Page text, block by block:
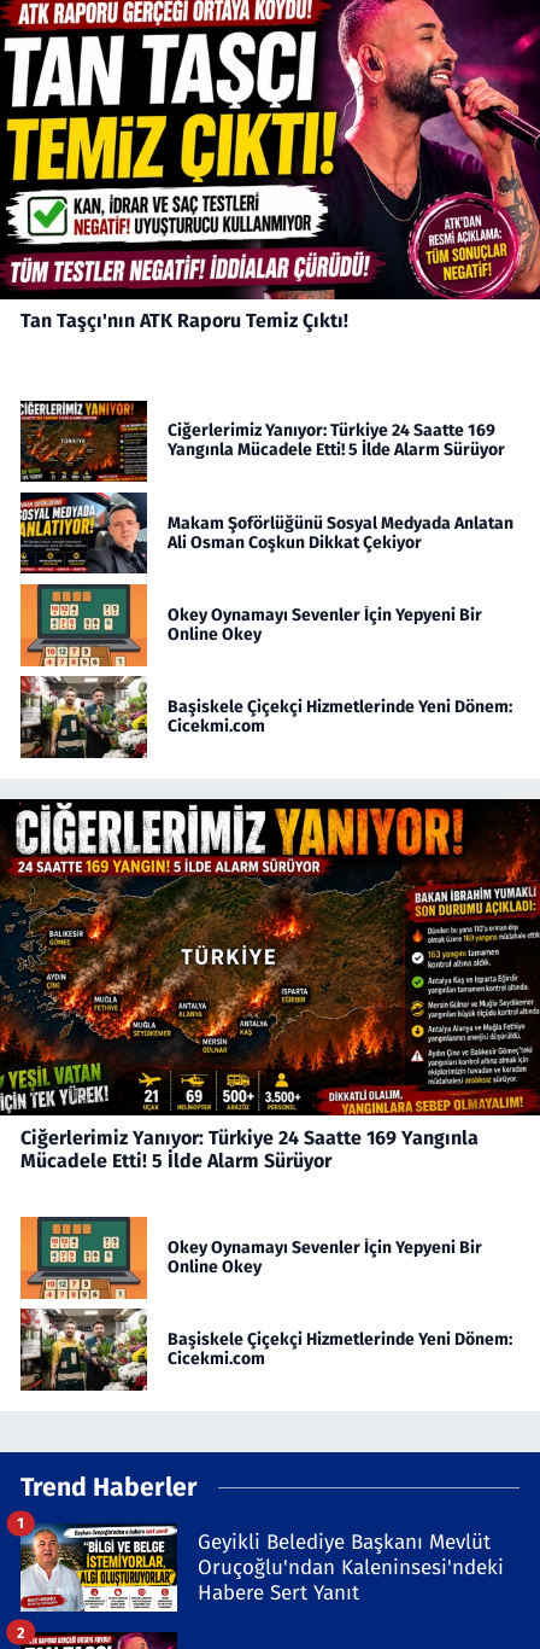
Tan Taşçı'nın ATK Raporu Temiz Çıktı!
Ciğerlerimiz Yanıyor: Türkiye 24 Saatte 169
Yangınla Mücadele Etti! 5 İlde Alarm Sürüyor
Makam Şoförlüğünü Sosyal Medyada Anlatan
Ali Osman Coşkun Dikkat Çekiyor
Okey Oynamayı Sevenler İçin Yepyeni Bir
Online Okey
Başiskele Çiçekçi Hizmetlerinde Yeni Dönem:
Cicekmi.com
Ciğerlerimiz Yanıyor: Türkiye 24 Saatte 169 Yangınla
Mücadele Etti! 5 İlde Alarm Sürüyor
Okey Oynamayı Sevenler İçin Yepyeni Bir
Online Okey
Başiskele Çiçekçi Hizmetlerinde Yeni Dönem:
Cicekmi.com
Trend Haberler
Geyikli Belediye Başkanı Mevlüt
Oruçoğlu'ndan Kaleninsesi'ndeki
Habere Sert Yanıt
1
2